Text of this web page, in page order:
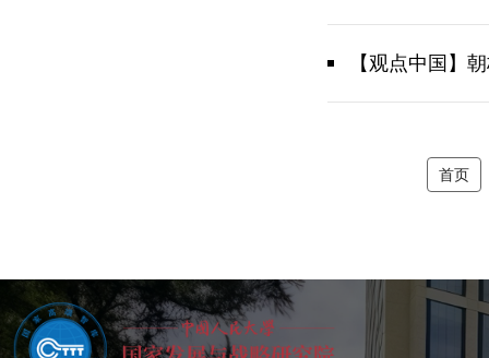
【观点中国】
首页